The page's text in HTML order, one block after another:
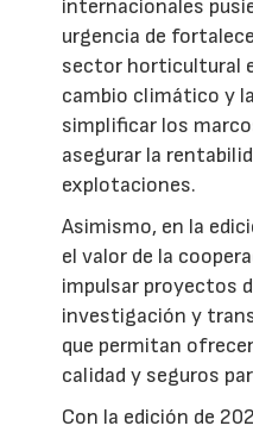
internacionales
urgencia de
sector horticultural
cambio climático y
simplificar los
asegurar la
explotaciones.
Asimismo, en la
el valor de la
impulsar proyectos
investigación y
que permitan
calidad y seguros
Con la edición de